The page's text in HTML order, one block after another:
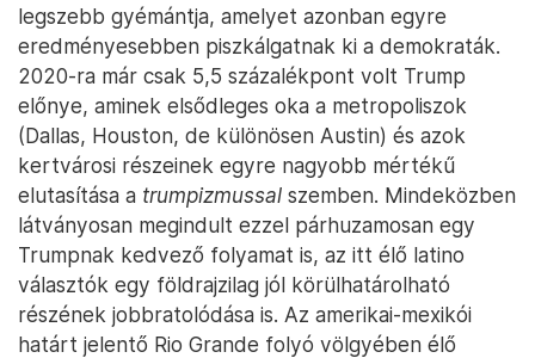
legszebb gyémántja, amelyet azonban egyre
eredményesebben piszkálgatnak ki a demokraták.
2020-ra már csak 5,5 százalékpont volt Trump
előnye, aminek elsődleges oka a metropoliszok
(Dallas, Houston, de különösen Austin) és azok
kertvárosi részeinek egyre nagyobb mértékű
elutasítása a trumpizmussal szemben. Mindeközben
látványosan megindult ezzel párhuzamosan egy
Trumpnak kedvező folyamat is, az itt élő latino
választók egy földrajzilag jól körülhatárolható
részének jobbratolódása is. Az amerikai-mexikói
határt jelentő Rio Grande folyó völgyében élő